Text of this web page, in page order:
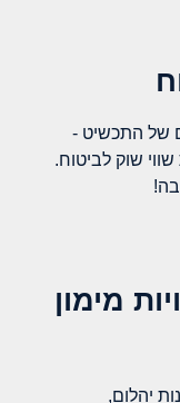
של התכשיט -
שוק לביטוח.
מימון
יהלום,